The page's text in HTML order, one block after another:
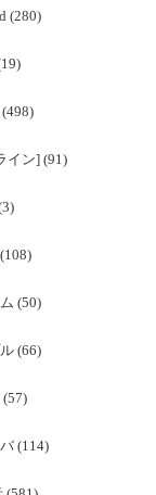
(280)
イン] (91)
(50)
(66)
(57)
(114)